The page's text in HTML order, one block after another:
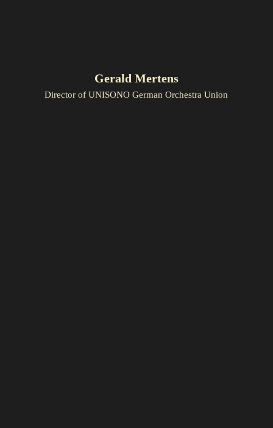
Gerald Mertens
Director of UNISONO German Orchestra Union